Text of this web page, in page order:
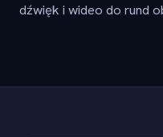
dźwięk i wideo do rund